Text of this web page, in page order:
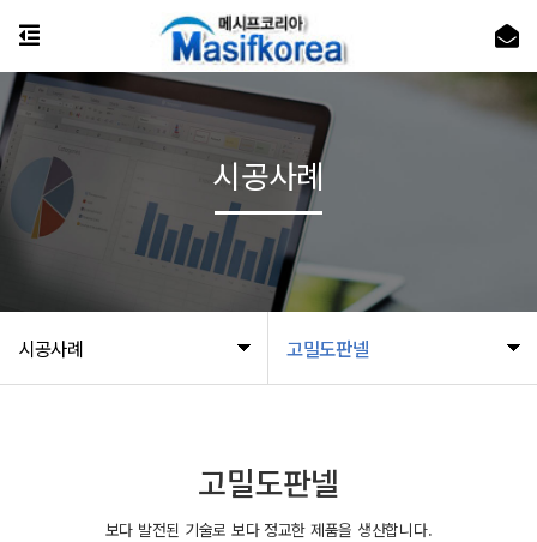
시공사례 고밀도판넬
시공사례
고밀도판넬
보다 발전된 기술로 보다 정교한 제품을 생산합니다.